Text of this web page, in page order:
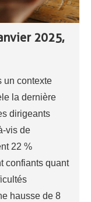
2025,
un contexte
la dernière
dirigeants
vis de
22 %
confiants quant
hausse de 8